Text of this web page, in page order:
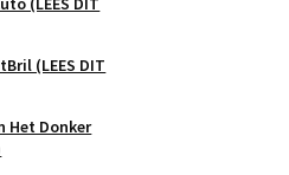
(LEES DIT
Het Donker